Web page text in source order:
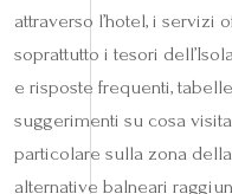
attraverso l’hotel, i servizi
soprattutto i tesori
e risposte frequenti,
suggerimenti su cosa
particolare sulla zona della
alternative balneari